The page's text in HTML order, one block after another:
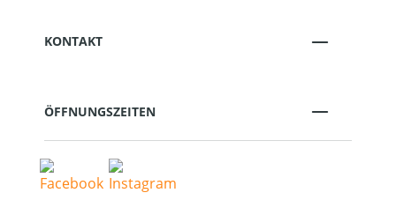
KONTAKT
ÖFFNUNGSZEITEN